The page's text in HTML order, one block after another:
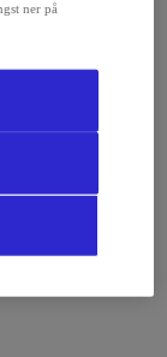
ner på